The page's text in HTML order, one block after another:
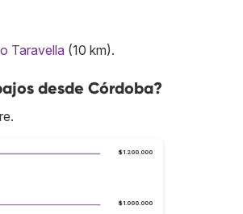
Taravella (10 km).
desde Córdoba?
$1.000.000
$1.200.000